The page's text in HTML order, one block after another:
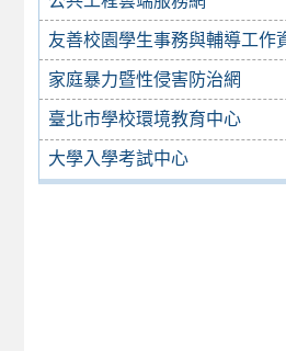
友善校園學生事務與輔導工作
家庭暴力暨性侵害防治網
臺北市學校環境教育中心
大學入學考試中心